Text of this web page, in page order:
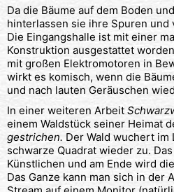
Da die Bäume auf dem Boden
hinterlassen sie ihre Spuren und
Die Eingangshalle ist mit einer
Konstruktion ausgestattet
mit großen Elektromotoren in
wirkt es komisch, wenn die
und nach lauten Geräuschen
In einer weiteren Arbeit
einem Waldstück seiner Heimat
gestrichen. Der Wald wuchert im
schwarze Quadrat wieder zu.
Künstlichen und am Ende wird
Das Ganze kann man sich in der